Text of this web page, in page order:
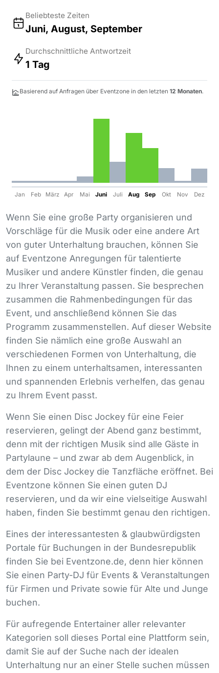
Beliebteste Zeiten
Juni, August, September
Durchschnittliche Antwortzeit
1 Tag
Basierend auf Anfragen über Eventzone in den letzten 12 Monaten.
Jan Feb März Apr Mai Juni Juli Aug Sep Okt Nov Dez
Wenn Sie eine große Party organisieren und
Vorschläge für die Musik oder eine andere Art
von guter Unterhaltung brauchen, können Sie
auf Eventzone Anregungen für talentierte
Musiker und andere Künstler finden, die genau
zu Ihrer Veranstaltung passen. Sie besprechen
zusammen die Rahmenbedingungen für das
Event, und anschließend können Sie das
Programm zusammenstellen. Auf dieser Website
finden Sie nämlich eine große Auswahl an
verschiedenen Formen von Unterhaltung, die
Ihnen zu einem unterhaltsamen, interessanten
und spannenden Erlebnis verhelfen, das genau
zu Ihrem Event passt.
Wenn Sie einen Disc Jockey für eine Feier
reservieren, gelingt der Abend ganz bestimmt,
denn mit der richtigen Musik sind alle Gäste in
Partylaune – und zwar ab dem Augenblick, in
dem der Disc Jockey die Tanzfläche eröffnet. Bei
Eventzone können Sie einen guten DJ
reservieren, und da wir eine vielseitige Auswahl
haben, finden Sie bestimmt genau den richtigen.
Eines der interessantesten & glaubwürdigsten
Portale für Buchungen in der Bundesrepublik
finden Sie bei Eventzone.de, denn hier können
Sie einen Party-DJ für Events & Veranstaltungen
für Firmen und Private sowie für Alte und Junge
buchen.
Für aufregende Entertainer aller relevanter
Kategorien soll dieses Portal eine Plattform sein,
damit Sie auf der Suche nach der idealen
Unterhaltung nur an einer Stelle suchen müssen